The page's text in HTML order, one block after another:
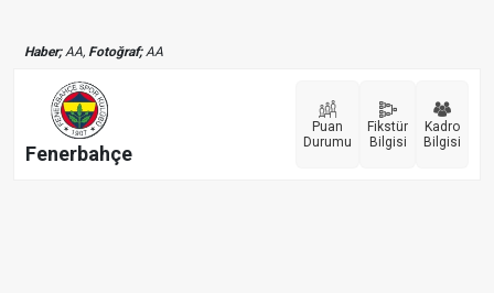
Haber;AA, Fotoğraf;AA
Fenerbahçe
Puan
Durumu
Fikstür
Bilgisi
Kadro
Bilgisi